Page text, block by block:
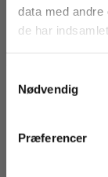
data med andre
de har
Nødvendig
Præferencer
Wimex